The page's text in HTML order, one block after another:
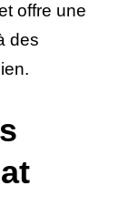
offre une
des